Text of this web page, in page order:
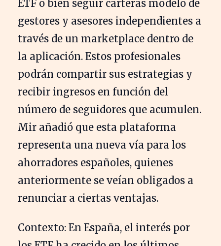
ETF o bien seguir carteras modelo de
gestores y asesores independientes a
través de un marketplace dentro de
la aplicación. Estos profesionales
podrán compartir sus estrategias y
recibir ingresos en función del
número de seguidores que acumulen.
Mir añadió que esta plataforma
representa una nueva vía para los
ahorradores españoles, quienes
anteriormente se veían obligados a
renunciar a ciertas ventajas.
Contexto: En España, el interés por